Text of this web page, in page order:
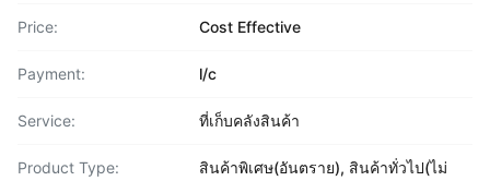
Price: Cost Effective
Payment: l/c
Service: ที่เก็บคลังสินค้า
Product Type:
สินค้าพิเศษ(อันตราย), สินค้าทั่วไป(ไม่